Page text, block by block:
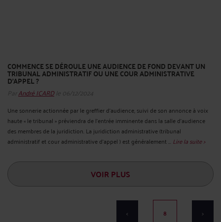
COMMENCE SE DÉROULE UNE AUDIENCE DE FOND DEVANT UN
TRIBUNAL ADMINISTRATIF OU UNE COUR ADMINISTRATIVE
D'APPEL ?
ParAndré ICARDle 06/12/2024
Une sonnerie actionnée par le greffier d'audience, suivi de son annonce à voix
haute « le tribunal » préviendra de l'entrée imminente dans la salle d'audience
des membres de la juridiction. La juridiction administrative (tribunal
administratif et cour administrative d’appel ) est généralement ... Lire la suite >
VOIR PLUS
< 8 >